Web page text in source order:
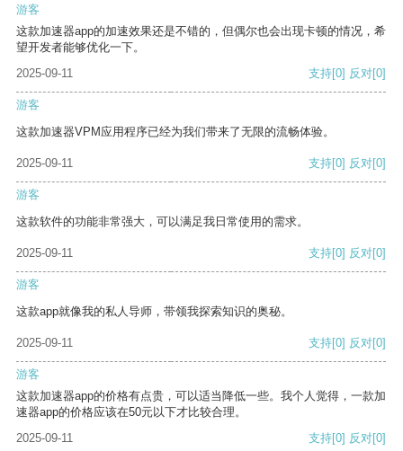
游客
这款加速器app的加速效果还是不错的，但偶尔也会出现卡顿的情况，希
望开发者能够优化一下。
2025-09-11
支持[0] 反对[0]
游客
这款加速器VPM应用程序已经为我们带来了无限的流畅体验。
2025-09-11 支持[0] 反对[0]
游客
这款软件的功能非常强大，可以满足我日常使用的需求。
2025-09-11 支持[0] 反对[0]
游客
这款app就像我的私人导师，带领我探索知识的奥秘。
2025-09-11 支持[0] 反对[0]
游客
这款加速器app的价格有点贵，可以适当降低一些。我个人觉得，一款加
速器app的价格应该在50元以下才比较合理。
2025-09-11
支持[0] 反对[0]